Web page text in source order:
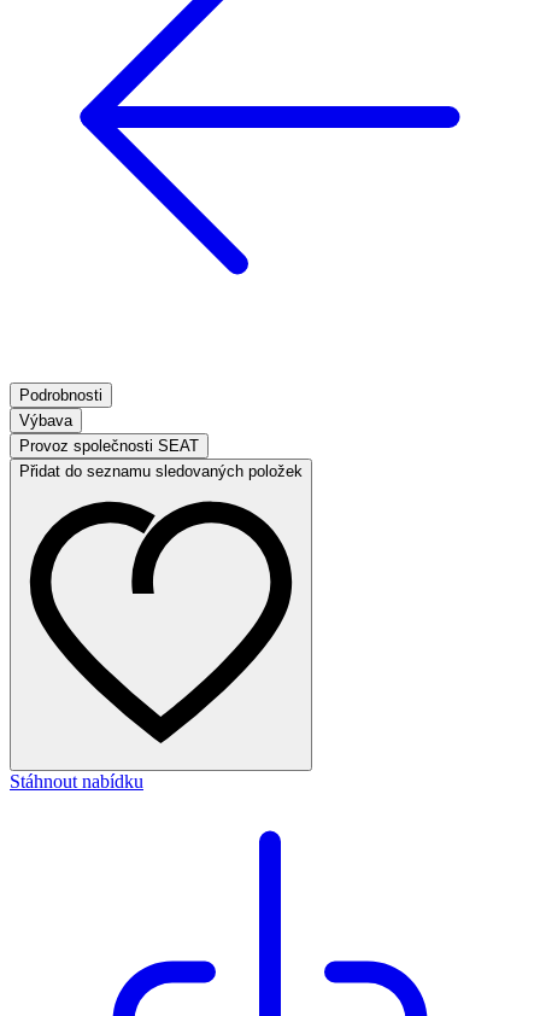
Podrobnosti
Výbava
Provoz společnosti SEAT
Přidat do seznamu sledovaných položek
Stáhnout nabídku